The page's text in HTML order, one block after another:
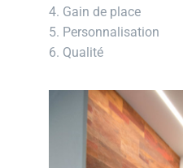
4. Gain de place
5. Personnalisation
6. Qualité